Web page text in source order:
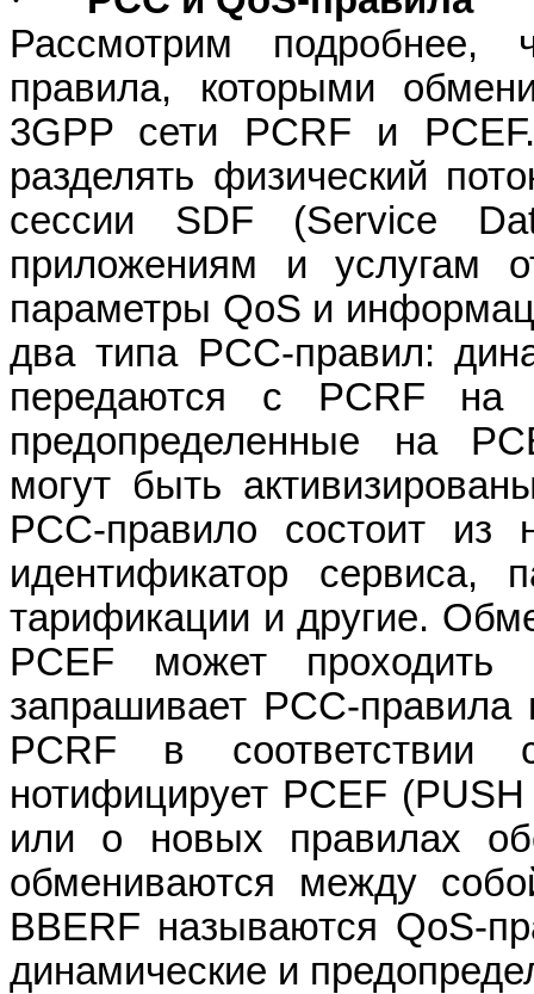
Рассмотрим подробнее,
правила, которыми
3GPP сети PCRF и
разделять физический
сессии SDF (Service
приложениям и услугам
параметры QoS и
два типа PCC-правил:
передаются с PCRF
предопределенные на
могут быть
PCC-правило состоит из
идентификатор сервиса,
тарификации и другие.
PCEF может
запрашивает PCC-
PCRF в соответствии
нотифицирует PCEF
или о новых правилах
обмениваются между
BBERF называются QoS-
динамические и